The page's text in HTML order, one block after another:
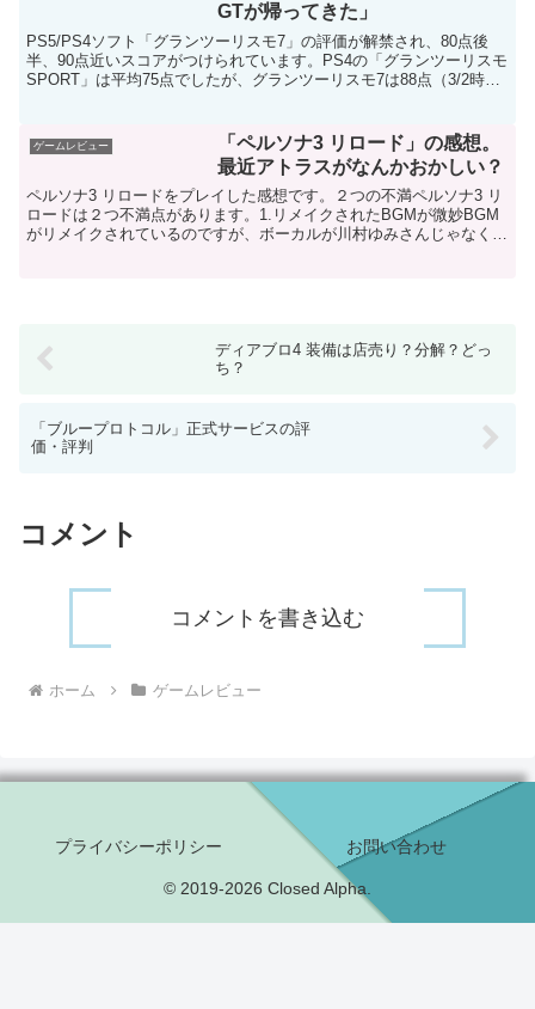
GTが帰ってきた」
PS5/PS4ソフト「グランツーリスモ7」の評価が解禁され、80点後
半、90点近いスコアがつけられています。PS4の「グランツーリスモ
SPORT」は平均75点でしたが、グランツーリスモ7は88点（3/2時
ゲームレビュー
「ペルソナ3 リロード」の感想。
最近アトラスがなんかおかしい？
ペルソナ3 リロードをプレイした感想です。２つの不満ペルソナ3 リ
ロードは２つ不満点があります。1.リメイクされたBGMが微妙BGM
がリメイクされているのですが、ボーカルが川村ゆみさんじゃなくな
ディアブロ4 装備は店売り？分解？どっ
ち？
「ブループロトコル」正式サービスの評
価・評判
コメント
コメントを書き込む
ホーム ゲームレビュー
プライバシーポリシー お問い合わせ
© 2019-2026 Closed Alpha.